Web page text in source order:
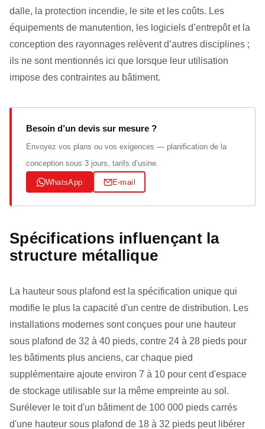
dalle, la protection incendie, le site et les coûts. Les
équipements de manutention, les logiciels d’entrepôt et la
conception des rayonnages relèvent d’autres disciplines ;
ils ne sont mentionnés ici que lorsque leur utilisation
impose des contraintes au bâtiment.
Besoin d’un devis sur mesure ?
Envoyez vos plans ou vos exigences — planification de la
conception sous 3 jours, tarifs d’usine.
WhatsApp E-mail
Spécifications influençant la
structure métallique
La hauteur sous plafond est la spécification unique qui
modifie le plus la capacité d'un centre de distribution. Les
installations modernes sont conçues pour une hauteur
sous plafond de 32 à 40 pieds, contre 24 à 28 pieds pour
les bâtiments plus anciens, car chaque pied
supplémentaire ajoute environ 7 à 10 pour cent d'espace
de stockage utilisable sur la même empreinte au sol.
Surélever le toit d'un bâtiment de 100 000 pieds carrés
d'une hauteur sous plafond de 18 à 32 pieds peut libérer